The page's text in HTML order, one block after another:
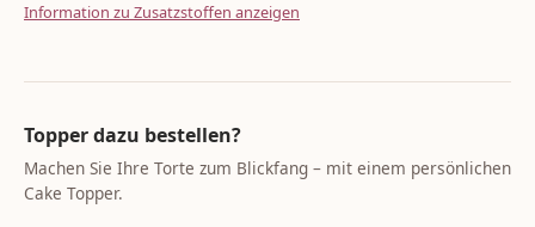
Information zu Zusatzstoffen anzeigen
Topper dazu bestellen?
Machen Sie Ihre Torte zum Blickfang – mit einem persönlichen
Cake Topper.